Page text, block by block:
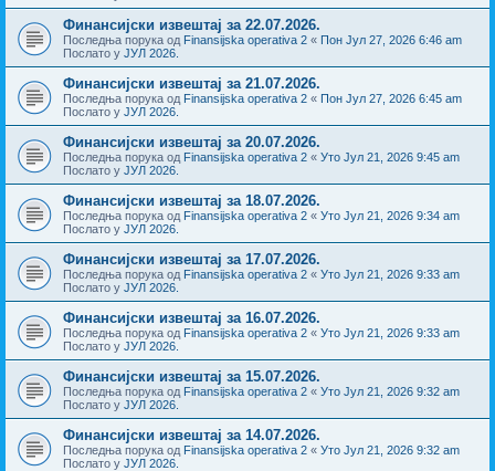
Финансијски извештај за 22.07.2026.
Последња порука од Finansijska operativa 2 « Пон Јул 27, 2026 6:46 am
Послато у ЈУЛ 2026.
Финансијски извештај за 21.07.2026.
Последња порука од Finansijska operativa 2 « Пон Јул 27, 2026 6:45 am
Послато у ЈУЛ 2026.
Финансијски извештај за 20.07.2026.
Последња порука од Finansijska operativa 2 « Уто Јул 21, 2026 9:45 am
Послато у ЈУЛ 2026.
Финансијски извештај за 18.07.2026.
Последња порука од Finansijska operativa 2 « Уто Јул 21, 2026 9:34 am
Послато у ЈУЛ 2026.
Финансијски извештај за 17.07.2026.
Последња порука од Finansijska operativa 2 « Уто Јул 21, 2026 9:33 am
Послато у ЈУЛ 2026.
Финансијски извештај за 16.07.2026.
Последња порука од Finansijska operativa 2 « Уто Јул 21, 2026 9:33 am
Послато у ЈУЛ 2026.
Финансијски извештај за 15.07.2026.
Последња порука од Finansijska operativa 2 « Уто Јул 21, 2026 9:32 am
Послато у ЈУЛ 2026.
Финансијски извештај за 14.07.2026.
Последња порука од Finansijska operativa 2 « Уто Јул 21, 2026 9:32 am
Послато у ЈУЛ 2026.